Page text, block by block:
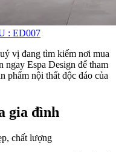
: ED007
vị đang tìm kiếm nơi mua
ngay Espa Design để tham
phẩm nội thất độc đáo của
gia đình
chất lượng